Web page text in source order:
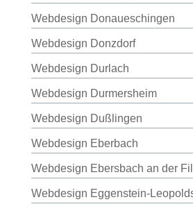
Webdesign Donaueschingen
Webdesign Donzdorf
Webdesign Durlach
Webdesign Durmersheim
Webdesign Dußlingen
Webdesign Eberbach
Webdesign Ebersbach an der
Webdesign Eggenstein-